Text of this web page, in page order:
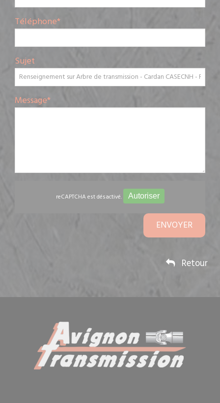
Téléphone*
Sujet
Message*
reCAPTCHA est désactivé. Autoriser
ENVOYER
Retour